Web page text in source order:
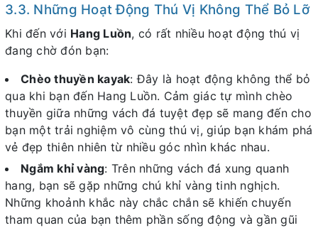
3.3. Những Hoạt Động Thú Vị Không Thể Bỏ Lỡ
Khi đến với Hang Luồn, có rất nhiều hoạt động thú vị
đang chờ đón bạn:
Chèo thuyền kayak: Đây là hoạt động không thể bỏ
qua khi bạn đến Hang Luồn. Cảm giác tự mình chèo
thuyền giữa những vách đá tuyệt đẹp sẽ mang đến cho
bạn một trải nghiệm vô cùng thú vị, giúp bạn khám phá
vẻ đẹp thiên nhiên từ nhiều góc nhìn khác nhau.
Ngắm khỉ vàng: Trên những vách đá xung quanh
hang, bạn sẽ gặp những chú khỉ vàng tinh nghịch.
Những khoảnh khắc này chắc chắn sẽ khiến chuyến
tham quan của bạn thêm phần sống động và gần gũi